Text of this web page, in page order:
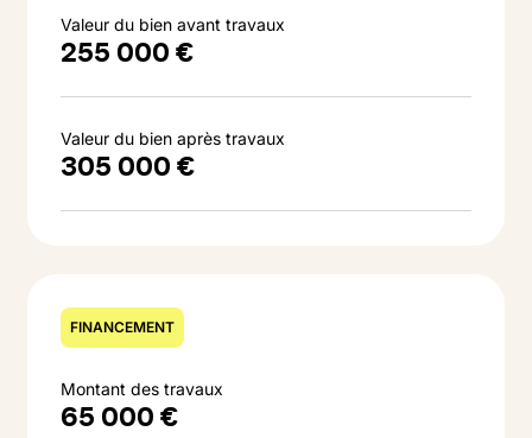
Valeur du bien avant travaux
255 000 €
Valeur du bien après travaux
305 000 €
FINANCEMENT
Montant des travaux
65 000 €